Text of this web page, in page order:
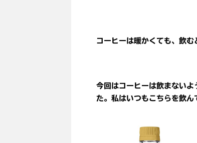
コーヒーは暖かくても、飲む
今回はコーヒーは飲まない
た。私はいつもこちらを飲ん